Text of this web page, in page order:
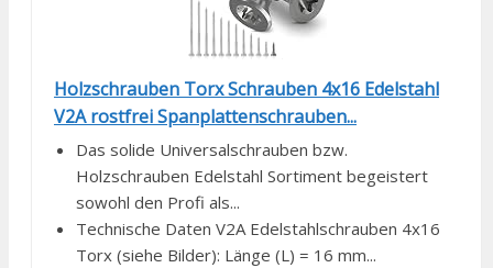
Holzschrauben Torx Schrauben 4x16 Edelstahl
V2A rostfrei Spanplattenschrauben...
Das solide Universalschrauben bzw.
Holzschrauben Edelstahl Sortiment begeistert
sowohl den Profi als...
Technische Daten V2A Edelstahlschrauben 4x16
Torx (siehe Bilder): Länge (L) = 16 mm...